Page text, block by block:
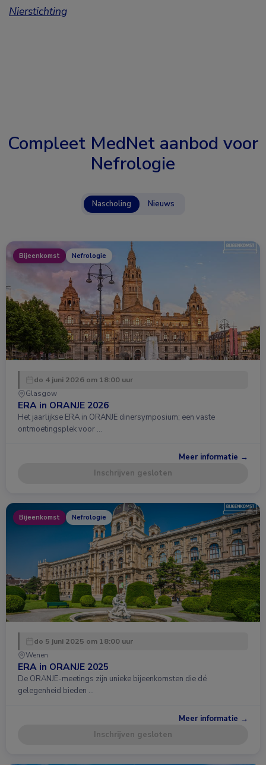
Nierstichting
Compleet MedNet aanbod voor
Nefrologie
Nascholing Nieuws
Bijeenkomst Nefrologie
do 4 juni 2026 om 18:00 uur
Glasgow
ERA in ORANJE 2026
Het jaarlijkse ERA in ORANJE dinersymposium; een vaste
ontmoetingsplek voor …
Meer informatie →
Inschrijven gesloten
Bijeenkomst Nefrologie
do 5 juni 2025 om 18:00 uur
Wenen
ERA in ORANJE 2025
De ORANJE-meetings zijn unieke bijeenkomsten die dé
gelegenheid bieden …
Meer informatie →
Inschrijven gesloten